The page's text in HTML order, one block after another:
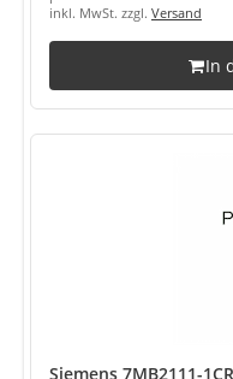
inkl. MwSt. zzgl. Versand
In
Siemens 7MB2111-